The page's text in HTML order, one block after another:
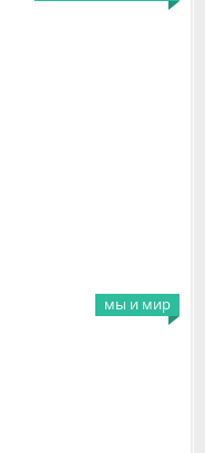
мы и мир